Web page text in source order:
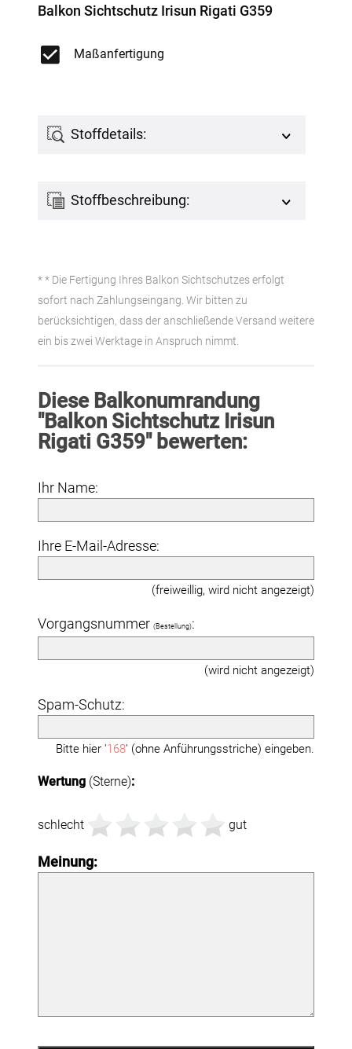
Balkon Sichtschutz Irisun Rigati G359
Maßanfertigung
Stoffdetails:
Stoffbeschreibung:
* * Die Fertigung Ihres Balkon Sichtschutzes erfolgt
sofort nach Zahlungseingang. Wir bitten zu
berücksichtigen, dass der anschließende Versand weitere
ein bis zwei Werktage in Anspruch nimmt.
Diese Balkonumrandung
"Balkon Sichtschutz Irisun
Rigati G359" bewerten:
Ihr Name:
Ihre E-Mail-Adresse:
(freiweillig, wird nicht angezeigt)
Vorgangsnummer (Bestellung):
(wird nicht angezeigt)
Spam-Schutz:
Bitte hier '168' (ohne Anführungsstriche) eingeben.
Wertung (Sterne):
schlecht gut
Meinung: